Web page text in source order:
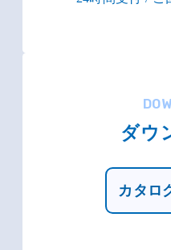
ダウ
カタロ